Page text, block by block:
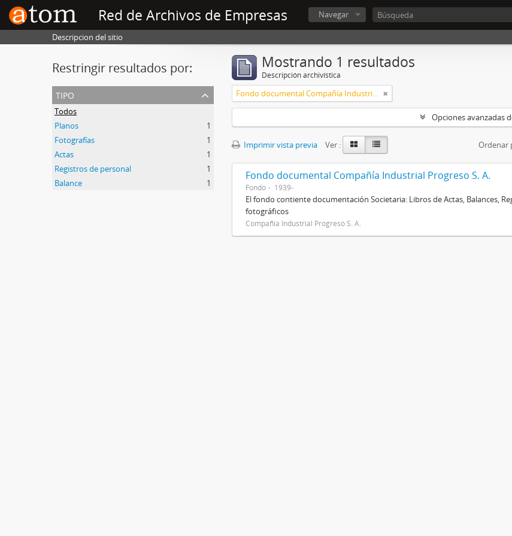
Red de Archivos de Empresas Navegar
Descripcion del sitio
Restringir resultados por:
tipo
Todos
Planos
1
Fotografías
1
Actas
1
Registros de personal
1
Balance
1
Mostrando 1 resultados
Descripción archivística
Fondo documental Compañía Industrial Progreso S. A.
Opciones avanzadas
Imprimir vista previa Ver : Ordenar
Fondo documental Compañía Industrial Progreso S. A.
Fondo 1939-
El fondo contiente documentación Societaria: Libros de Actas, Balances,
fotográficos
Compañía Industrial Progreso S. A.